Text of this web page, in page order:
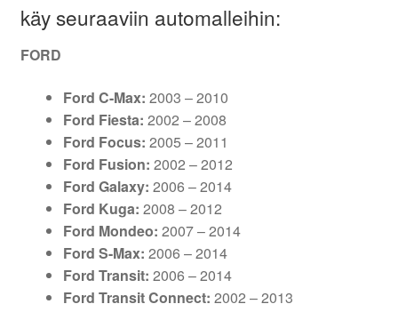
käy seuraaviin automalleihin:
FORD
Ford C-Max: 2003 – 2010
Ford Fiesta: 2002 – 2008
Ford Focus: 2005 – 2011
Ford Fusion: 2002 – 2012
Ford Galaxy: 2006 – 2014
Ford Kuga: 2008 – 2012
Ford Mondeo: 2007 – 2014
Ford S-Max: 2006 – 2014
Ford Transit: 2006 – 2014
Ford Transit Connect: 2002 – 2013